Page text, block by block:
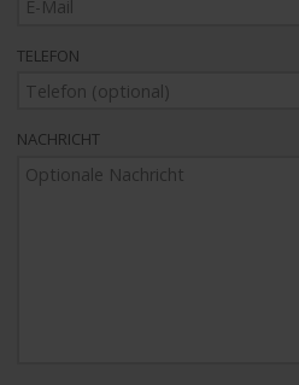
TELEFON
NACHRICHT